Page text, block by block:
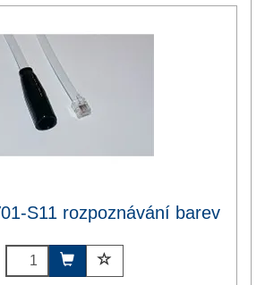
S11 rozpoznávání barev